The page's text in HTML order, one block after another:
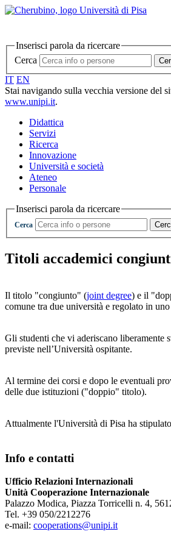
Inserisci parola da ricercare
Cerca
IT EN
Stai navigando sulla vecchia versione del
www.unipi.it.
Didattica
Servizi
Ricerca
Innovazione
Università e società
Ateneo
Personale
Inserisci parola da ricercare
Cerca
Titoli accademici
Il titolo "congiunto" (joint degree) e il
comune tra due università e regolato in
Gli studenti che vi aderiscano liberamente
previste nell’Università ospitante.
Al termine dei corsi e dopo le eventuali
delle due istituzioni ("doppio" titolo).
Attualmente l'Università di Pisa ha
Info e contatti
Ufficio Relazioni Internazionali
Unità Cooperazione Internazionale
Palazzo Modica, Piazza Torricelli n. 4,
Tel. +39 050/2212276
e-mail: cooperations@unipi.it